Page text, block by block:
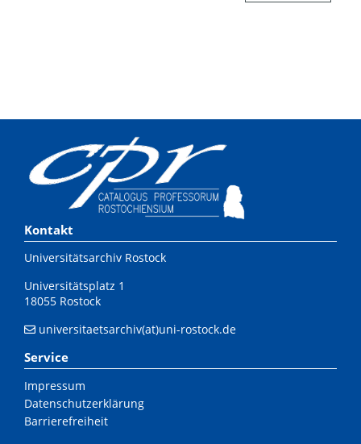
Kontakt
Universitätsarchiv Rostock
Universitätsplatz 1
18055 Rostock
universitaetsarchiv(at)uni-rostock.de
Service
Impressum
Datenschutzerklärung
Barrierefreiheit